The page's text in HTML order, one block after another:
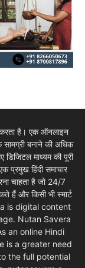
है। एक ऑनलाइन
बनाने की अधिक
डिजिटल माध्यम की पूरी
प्रमुख हिंदी समाचार
चाहता है जो 24/7
हैं और किसी भी स्मार्ट
is digital content
Nutan Savera
an online Hindi
is a greater need
the full potential